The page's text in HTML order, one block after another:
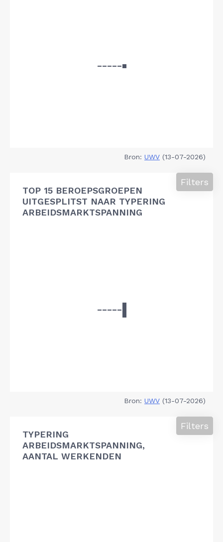
Bron: UWV (13-07-2026)
TOP 15 BEROEPSGROEPEN
UITGESPLITST NAAR TYPERING
ARBEIDSMARKTSPANNING
Filters
Bron: UWV (13-07-2026)
TYPERING
ARBEIDSMARKTSPANNING,
AANTAL WERKENDEN
Filters